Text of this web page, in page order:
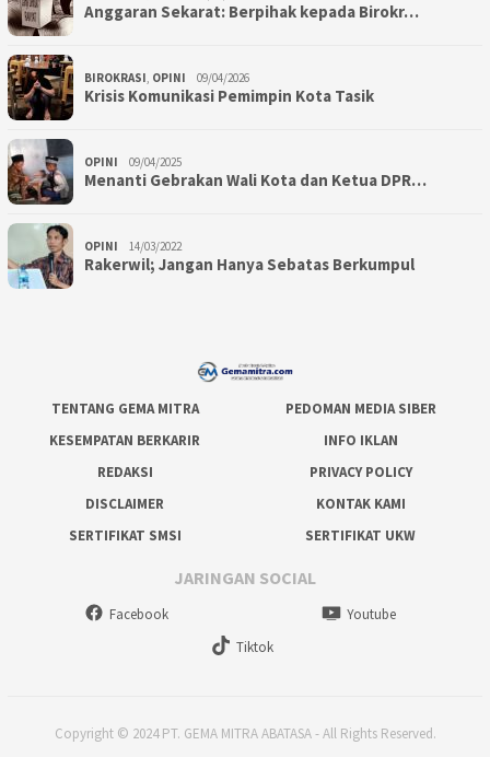
Anggaran Sekarat: Berpihak kepada Birokr…
BIROKRASI OPINI 09/04/2026
Krisis Komunikasi Pemimpin Kota Tasik
OPINI 09/04/2025
Menanti Gebrakan Wali Kota dan Ketua DPR…
OPINI 14/03/2022
Rakerwil; Jangan Hanya Sebatas Berkumpul
TENTANG GEMA MITRA
PEDOMAN MEDIA SIBER
KESEMPATAN BERKARIR
INFO IKLAN
REDAKSI
PRIVACY POLICY
DISCLAIMER
KONTAK KAMI
SERTIFIKAT SMSI
SERTIFIKAT UKW
JARINGAN SOCIAL
Facebook
Youtube
Tiktok
Copyright © 2024 PT. GEMA MITRA ABATASA - All Rights Reserved.